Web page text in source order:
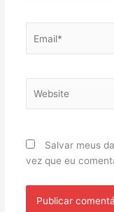
Salvar meus
vez que eu